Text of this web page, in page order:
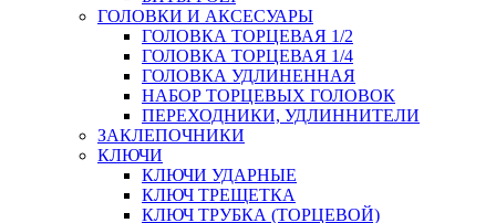
ГОЛОВКИ И АКСЕСУАРЫ
ГОЛОВКА ТОРЦЕВАЯ 1/2
ГОЛОВКА ТОРЦЕВАЯ 1/4
ГОЛОВКА УДЛИНЕННАЯ
НАБОР ТОРЦЕВЫХ ГОЛОВОК
ПЕРЕХОДНИКИ, УДЛИННИТЕЛИ
ЗАКЛЕПОЧНИКИ
КЛЮЧИ
КЛЮЧИ УДАРНЫЕ
КЛЮЧ ТРЕЩЕТКА
КЛЮЧ ТРУБКА (ТОРЦЕВОЙ)